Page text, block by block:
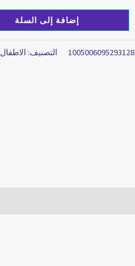
إضافة إلى السلة
1005006095293128 التصنيف: الاطفال